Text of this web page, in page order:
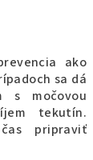
ako
sa dá
s močovou
tekutín.
pripraviť